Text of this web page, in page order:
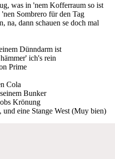
was in 'nem Kofferraum so ist
Sombrero für den Tag
na, dann schauen se doch mal
Dünndarm ist
ich's rein
Prime
Cola
Bunker
Krönung
eine Stange West (Muy bien)